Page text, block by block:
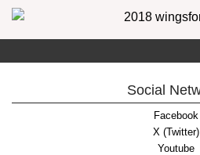
Social
Facebook
X (Twitter)
Youtube